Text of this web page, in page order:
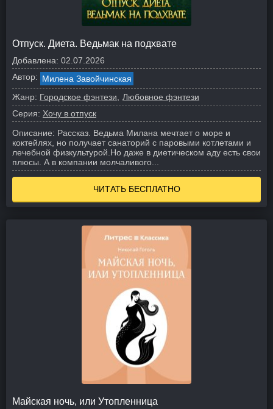
Отпуск. Диета. Ведьмак на подхвате
Добавлена: 02.07.2026
Автор: Милена Завойчинская
Жанр: Городское фэнтези
Любовное фэнтези
Серия: Хочу в отпуск
Описание: Рассказ. Ведьма Милана мечтает о море и
коктейлях, но получает санаторий с паровыми котлетами и
лечебной физкультурой. Но даже в диетическом аду есть свои
плюсы. А в компании молчаливого...
ЧИТАТЬ БЕСПЛАТНО
Майская ночь, или Утопленница